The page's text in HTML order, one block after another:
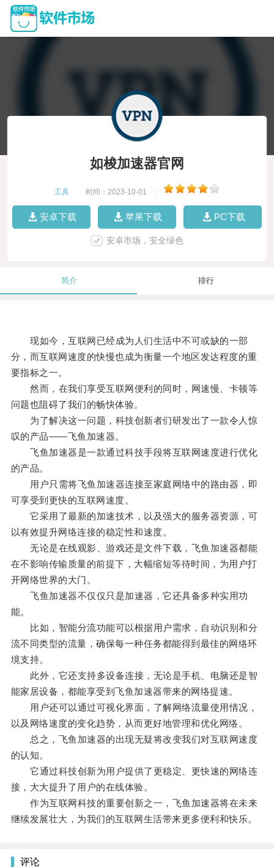
如梭加速器官网
工具 时间：2023-10-01
安卓下载 苹果下载 PC下载
安卓市场，安全绿色
简介 排行
现如今，互联网已经成为人们生活中不可或缺的一部
分，而互联网速度的快慢也成为衡量一个地区发达程度的重
要指标之一。
然而，在我们享受互联网便利的同时，网速慢、卡顿等
问题也阻碍了我们的畅快体验。
为了解决这一问题，科技创新者们研发出了一款令人惊
叹的产品——飞鱼加速器。
飞鱼加速器是一款通过科技手段将互联网速度进行优化
的产品。
用户只需将飞鱼加速器连接至家庭网络中的路由器，即
可享受到更快的互联网速度。
它采用了最新的加速技术，以及强大的服务器资源，可
以有效提升网络连接的稳定性和速度。
无论是在线观影、游戏还是文件下载，飞鱼加速器都能
在不影响传输质量的前提下，大幅缩短等待时间，为用户打
开网络世界的大门。
飞鱼加速器不仅仅只是加速器，它还具备多种实用功
能。
比如，智能分流功能可以根据用户需求，自动识别和分
流不同类型的流量，确保每一种任务都能得到最佳的网络环
境支持。
此外，它还支持多设备连接，无论是手机、电脑还是智
能家居设备，都能享受到飞鱼加速器带来的网络提速。
用户还可以通过可视化界面，了解网络流量使用情况，
以及网络速度的变化趋势，从而更好地管理和优化网络。
总之，飞鱼加速器的出现无疑将改变我们对互联网速度
的认知。
它通过科技创新为用户提供了更稳定、更快速的网络连
接，大大提升了用户的在线体验。
作为互联网科技的重要创新之一，飞鱼加速器将在未来
继续发展壮大，为我们的互联网生活带来更多便利和快乐。
评论